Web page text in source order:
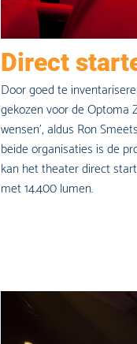
Direct
Door goed te
gekozen voor de Optoma
wensen’, aldus Ron
beide organisaties is de
kan het theater direct
met 14.400 lumen.